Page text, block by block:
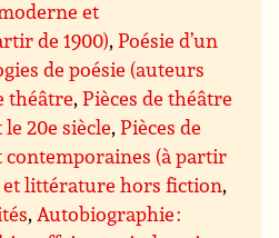
et
de 1900),Poésie d’un
de poésie (auteurs
théâtre,Pièces de théâtre
20e siècle,Pièces de
(à partir
et littérature hors fiction,
,Autobiographie :